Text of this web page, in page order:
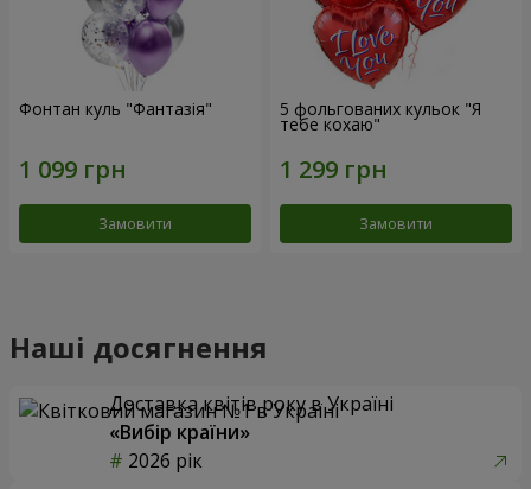
Фонтан куль "Фантазія"
Замовити
5 фольгованих кульок "Я
тебе кохаю"
Замовити
Наші досягнення
Доставка квітів року в Україні
«Вибір країни»
2026 рік